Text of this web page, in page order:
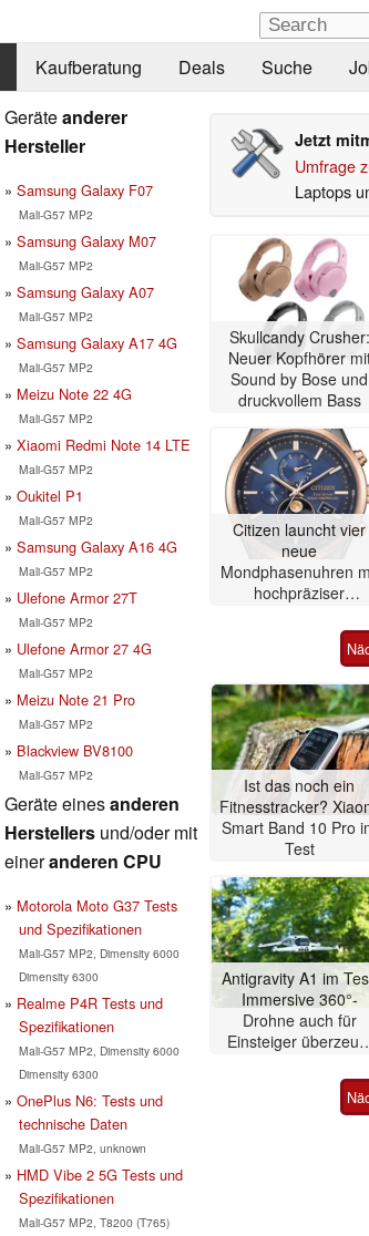
Kaufberatung Deals Suche
Geräteanderer
Hersteller
Samsung Galaxy F07
Mali-G57 MP2
Samsung Galaxy M07
Mali-G57 MP2
Samsung Galaxy A07
Mali-G57 MP2
Samsung Galaxy A17 4G
Mali-G57 MP2
Meizu Note 22 4G
Mali-G57 MP2
Xiaomi Redmi Note 14 LTE
Mali-G57 MP2
Oukitel P1
Mali-G57 MP2
Samsung Galaxy A16 4G
Mali-G57 MP2
Ulefone Armor 27T
Mali-G57 MP2
Ulefone Armor 27 4G
Mali-G57 MP2
Meizu Note 21 Pro
Mali-G57 MP2
Blackview BV8100
Mali-G57 MP2
Geräte einesanderen
Herstellers und/oder mit
eineranderen CPU
Motorola Moto G37 Tests
und Spezifikationen
Mali-G57 MP2, Dimensity 6000
Dimensity 6300
Realme P4R Tests und
Spezifikationen
Mali-G57 MP2, Dimensity 6000
Dimensity 6300
OnePlus N6: Tests und
technische Daten
Mali-G57 MP2, unknown
HMD Vibe 2 5G Tests und
Spezifikationen
Mali-G57 MP2, T8200 (T765)
Jetzt
Umfrage
Laptops
Skullcandy Crusher:
Neuer Kopfhörer
Sound by Bose und
druckvollem Bass
Citizen launcht vier
neue
Mondphasenuhren
hochpräziser
Ist das noch ein
Fitnesstracker?
Smart Band 10 Pro
Test
Antigravity A1 im
Immersive 360°-
Drohne auch für
Einsteiger